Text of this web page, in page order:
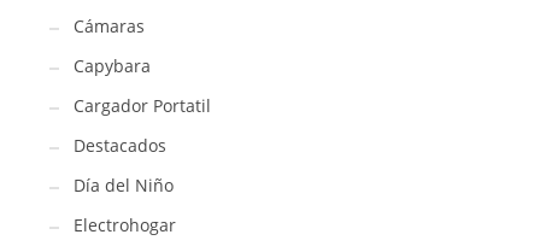
Cámaras
Capybara
Cargador Portatil
Destacados
Día del Niño
Electrohogar